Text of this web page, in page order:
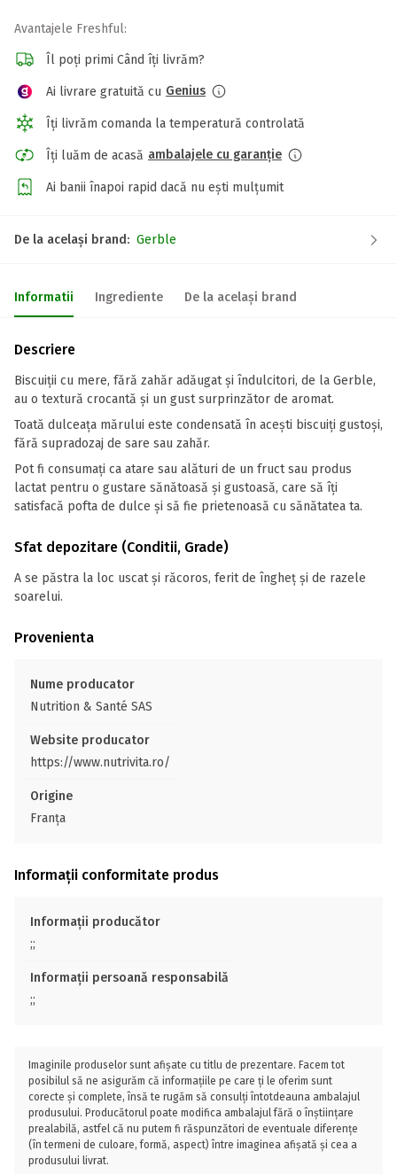
Avantajele Freshful:
Îl poți primi Când îți livrăm?
Ai livrare gratuită cu Genius
Îți livrăm comanda la temperatură controlată
Îți luăm de acasă ambalajele cu garanție
Ai banii înapoi rapid dacă nu ești mulțumit
De la același brand: Gerble
Informatii Ingrediente De la același brand
Descriere
Biscuiții cu mere, fără zahăr adăugat și îndulcitori, de la Gerble,
au o textură crocantă și un gust surprinzător de aromat.
Toată dulceața mărului este condensată în acești biscuiți gustoși,
fără supradozaj de sare sau zahăr.
Pot fi consumați ca atare sau alături de un fruct sau produs
lactat pentru o gustare sănătoasă și gustoasă, care să îți
satisfacă pofta de dulce și să fie prietenoasă cu sănătatea ta.
Sfat depozitare (Conditii, Grade)
A se păstra la loc uscat și răcoros, ferit de îngheț și de razele
soarelui.
Provenienta
Nume producator
Nutrition & Santé SAS
Website producator
https://www.nutrivita.ro/
Origine
Franţa
Informații conformitate produs
Informații producător
;;
Informații persoană responsabilă
;;
Imaginile produselor sunt afișate cu titlu de prezentare. Facem tot
posibilul să ne asigurăm că informațiile pe care ți le oferim sunt
corecte și complete, însă te rugăm să consulți întotdeauna ambalajul
produsului. Producătorul poate modifica ambalajul fără o înștiințare
prealabilă, astfel că nu putem fi răspunzători de eventuale diferențe
(în termeni de culoare, formă, aspect) între imaginea afișată și cea a
produsului livrat.